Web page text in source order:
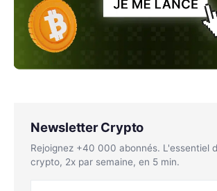
Newsletter Crypto
Rejoignez +40 000 abonnés. L'essentiel
crypto, 2x par semaine, en 5 min.